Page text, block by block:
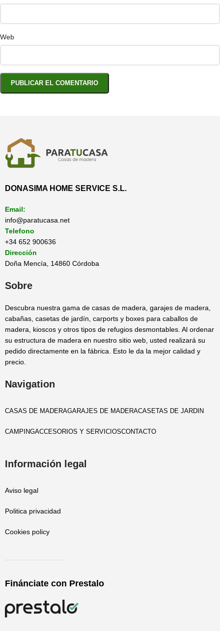
Web
DONASIMA HOME SERVICE S.L.
Email:
info@paratucasa.net
Telefono
+34 652 900636
Dirección
Doña Mencía, 14860 Córdoba
Sobre
Descubra nuestra gama de casas de madera, garajes de madera,
cabañas, casetas de jardín, carports y boxes para caballos de
madera, kioscos y otros tipos de refugios desmontables. Al ordenar
su estructura de madera en nuestro sitio web, usted realizará su
pedido directamente en la fábrica. Esto le da la mejor calidad y
precio.
Navigation
CASAS DE MADERAGARAJES DE MADERACASETAS DE JARDIN
CAMPINGACCESORIOS Y SERVICIOSCONTACTO
Información legal
Aviso legal
Politica privacidad
Cookies policy
Finánciate con Prestalo